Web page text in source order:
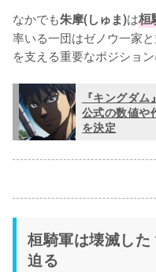
なかでも朱摩(しゅま)は桓
率いる一団はゼノウ一家
を支える重要なポジション
『キングダ
公式の数値や
を決定
桓騎軍は壊滅し
迫る